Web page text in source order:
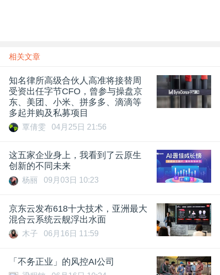
相关文章
知名律所高级合伙人高准将接替周
受资出任字节CFO，曾参与操盘京
东、美团、小米、拼多多、滴滴等
多起并购及私募项目
覃倩雯 04月25日 21:56
这五家企业身上，我看到了云原生
创新的不同未来
杨丽 09月03日 10:23
京东云发布618十大技术，亚洲最大
混合云系统云舰浮出水面
木子 06月16日 11:59
「不务正业」的风控AI公司